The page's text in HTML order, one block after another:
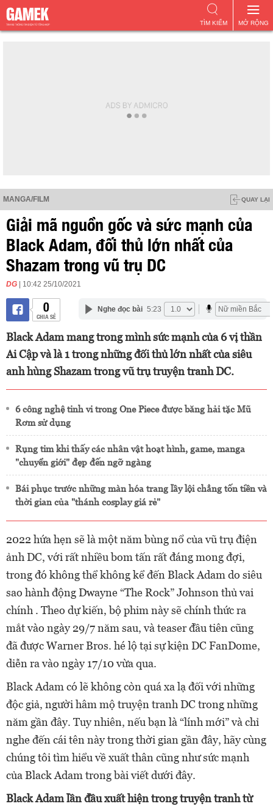
MỞ RỘNG
TÌM KIẾM
MANGA/FILM QUAY LẠI
Giải mã nguồn gốc và sức mạnh của
Black Adam, đối thủ lớn nhất của
Shazam trong vũ trụ DC
DG | 10:42 25/10/2021
0
CHIA SẺ
Nghe đọc bài 5:23
Black Adam mang trong mình sức mạnh của 6 vị thần
Ai Cập và là 1 trong những đối thủ lớn nhất của siêu
anh hùng Shazam trong vũ trụ truyện tranh DC.
6 công nghệ tinh vi trong One Piece được băng hải tặc Mũ
Rơm sử dụng
Rụng tim khi thấy các nhân vật hoạt hình, game, manga
"chuyển giới" đẹp đến ngỡ ngàng
Bái phục trước những màn hóa trang lầy lội chẳng tốn tiền và
thời gian của "thánh cosplay giá rẻ"
2022 hứa hẹn sẽ là một năm bùng nổ của vũ trụ điện
ảnh DC, với rất nhiều bom tấn rất đáng mong đợi,
trong đó không thể không kể đến Black Adam do siêu
sao hành động Dwayne “The Rock” Johnson thủ vai
chính . Theo dự kiến, bộ phim này sẽ chính thức ra
mắt vào ngày 29/7 năm sau, và teaser đầu tiên cũng
đã được Warner Bros. hé lộ tại sự kiện DC FanDome,
diễn ra vào ngày 17/10 vừa qua.
Black Adam có lẽ không còn quá xa lạ đối với những
độc giả, người hâm mộ truyện tranh DC trong những
năm gần đây. Tuy nhiên, nếu bạn là “lính mới” và chỉ
nghe đến cái tên này trong thời gian gần đây, hãy cùng
chúng tôi tìm hiểu về xuất thân cũng như sức mạnh
của Black Adam trong bài viết dưới đây.
Black Adam lần đầu xuất hiện trong truyện tranh từ